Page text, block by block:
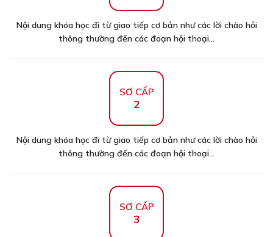
Nội dung khóa học đi từ giao tiếp cơ bản như các lời chào hỏi
thông thường đến các đoạn hội thoại...
SƠ CẤP
2
Nội dung khóa học đi từ giao tiếp cơ bản như các lời chào hỏi
thông thường đến các đoạn hội thoại...
SƠ CẤP
3